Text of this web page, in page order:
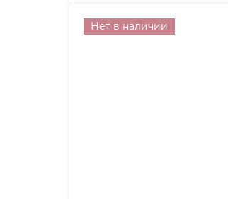
Нет в наличии